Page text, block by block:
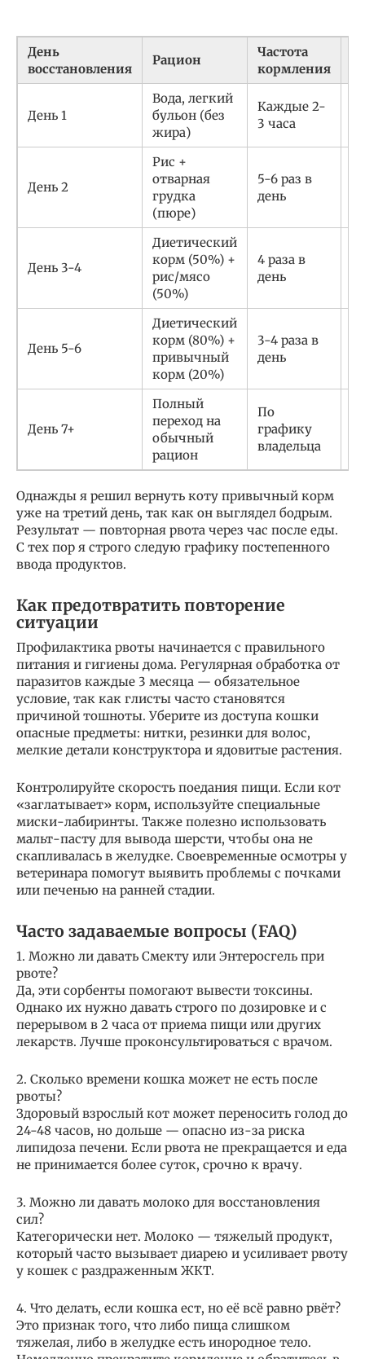
День
восстановления
Рацион
Частота
кормления
День 1
Вода, легкий
бульон (без
жира)
Каждые 2-
3 часа
День 2
Рис +
отварная
грудка
(пюре)
5-6 раз в
день
День 3-4
Диетический
корм (50%) +
рис/мясо
(50%)
4 раза в
день
День 5-6
Диетический
корм (80%) +
привычный
корм (20%)
3-4 раза в
день
День 7+
Полный
переход на
обычный
рацион
По
графику
владельца
Однажды я решил вернуть коту привычный корм
уже на третий день, так как он выглядел бодрым.
Результат — повторная рвота через час после еды.
С тех пор я строго следую графику постепенного
ввода продуктов.
Как предотвратить повторение
ситуации
Профилактика рвоты начинается с правильного
питания и гигиены дома. Регулярная обработка от
паразитов каждые 3 месяца — обязательное
условие, так как глисты часто становятся
причиной тошноты. Уберите из доступа кошки
опасные предметы: нитки, резинки для волос,
мелкие детали конструктора и ядовитые растения.
Контролируйте скорость поедания пищи. Если кот
«заглатывает» корм, используйте специальные
миски-лабиринты. Также полезно использовать
мальт-пасту для вывода шерсти, чтобы она не
скапливалась в желудке. Своевременные осмотры у
ветеринара помогут выявить проблемы с почками
или печенью на ранней стадии.
Часто задаваемые вопросы (FAQ)
1. Можно ли давать Смекту или Энтеросгель при
рвоте?
Да, эти сорбенты помогают вывести токсины.
Однако их нужно давать строго по дозировке и с
перерывом в 2 часа от приема пищи или других
лекарств. Лучше проконсультироваться с врачом.
2. Сколько времени кошка может не есть после
рвоты?
Здоровый взрослый кот может переносить голод до
24-48 часов, но дольше — опасно из-за риска
липидоза печени. Если рвота не прекращается и еда
не принимается более суток, срочно к врачу.
3. Можно ли давать молоко для восстановления
сил?
Категорически нет. Молоко — тяжелый продукт,
который часто вызывает диарею и усиливает рвоту
у кошек с раздраженным ЖКТ.
4. Что делать, если кошка ест, но её всё равно рвёт?
Это признак того, что либо пища слишком
тяжелая, либо в желудке есть инородное тело.